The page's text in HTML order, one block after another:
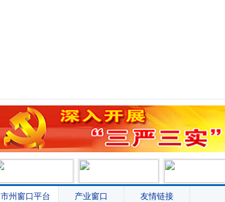
市州窗口平台 产业窗口 友情链接